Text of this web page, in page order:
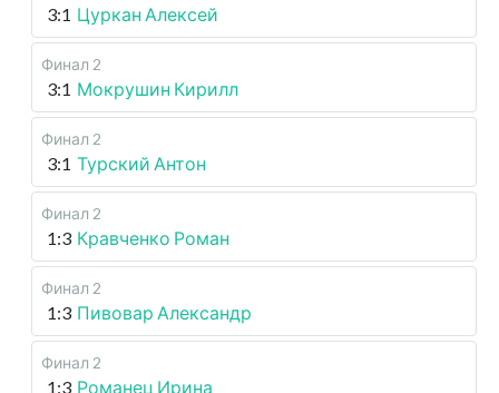
3:1 Цуркан Алексей
Финал 2
3:1 Мокрушин Кирилл
Финал 2
3:1 Турский Антон
Финал 2
1:3 Кравченко Роман
Финал 2
1:3 Пивовар Александр
Финал 2
1:3 Романец Ирина